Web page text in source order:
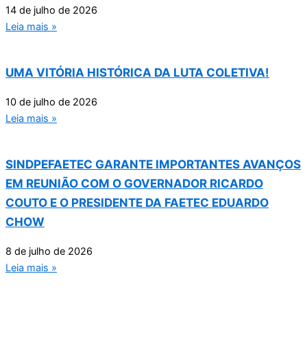
14 de julho de 2026
Leia mais »
UMA VITÓRIA HISTÓRICA DA LUTA COLETIVA!
10 de julho de 2026
Leia mais »
SINDPEFAETEC GARANTE IMPORTANTES AVANÇOS
EM REUNIÃO COM O GOVERNADOR RICARDO
COUTO E O PRESIDENTE DA FAETEC EDUARDO
CHOW
8 de julho de 2026
Leia mais »